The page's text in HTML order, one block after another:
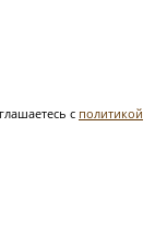
с политикой